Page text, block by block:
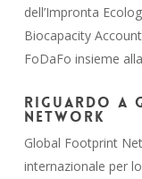
dell’Impronta
Biocapacity
FoDaFo insieme alla
Riguardo a
Network
Global Footprint
internazionale per